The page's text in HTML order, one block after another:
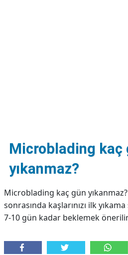
Microblading kaç
yıkanmaz?
Microblading kaç gün
sonrasında kaşlarınızı ilk
7-10 gün kadar beklemek